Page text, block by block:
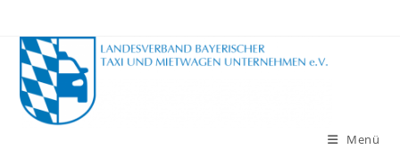
Inhalt
springen
Menü